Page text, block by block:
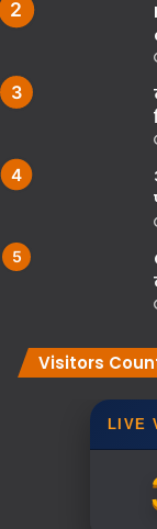
Visitors
LIVE